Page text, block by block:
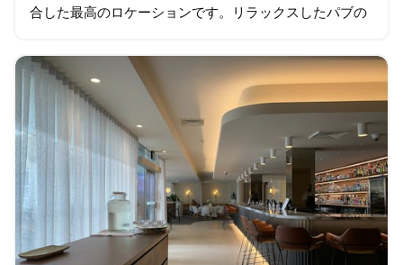
合した最高のロケーションです。リラックスしたパブの
り、ビアガーデンで日光浴を楽しんだり…